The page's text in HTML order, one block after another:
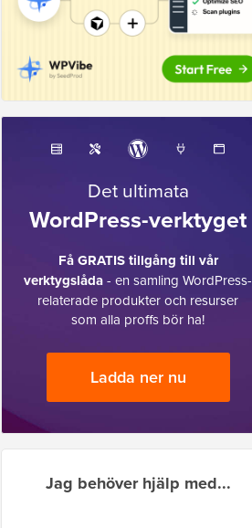
Det ultimata
WordPress-verktyget
Få GRATIS tillgång till vår
verktygslåda- en samling WordPress-
relaterade produkter och resurser
som alla proffs bör ha!
Ladda ner nu
Jag behöver hjälp med...